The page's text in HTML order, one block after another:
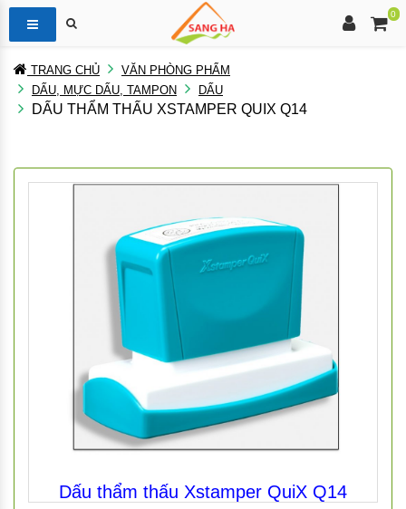
0
TRANG CHỦ
VĂN PHÒNG PHẨM
DẤU, MỰC DẤU, TAMPON
DẤU
DẤU THẨM THẤU XSTAMPER QUIX Q14
Dấu thẩm thấu Xstamper QuiX Q14